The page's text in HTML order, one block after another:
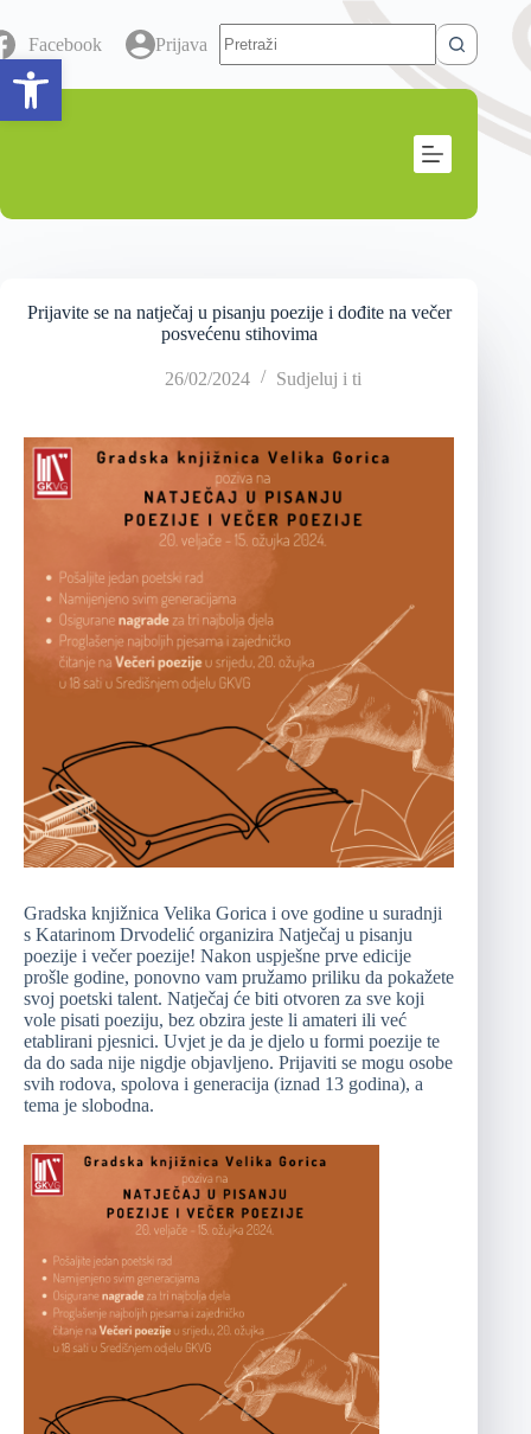
Open toolbar
Facebook Prijava
Prijavite se na natječaj u pisanju poezije i dođite na večer
posvećenu stihovima
26/02/2024 Sudjeluj i ti
Gradska knjižnica Velika Gorica i ove godine u suradnji
s Katarinom Drvodelić organizira Natječaj u pisanju
poezije i večer poezije! Nakon uspješne prve edicije
prošle godine, ponovno vam pružamo priliku da pokažete
svoj poetski talent. Natječaj će biti otvoren za sve koji
vole pisati poeziju, bez obzira jeste li amateri ili već
etablirani pjesnici. Uvjet je da je djelo u formi poezije te
da do sada nije nigdje objavljeno. Prijaviti se mogu osobe
svih rodova, spolova i generacija (iznad 13 godina), a
tema je slobodna.